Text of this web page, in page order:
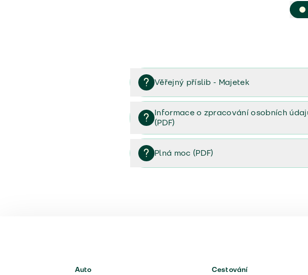
Věřejný příslib - Majetek
Věřejný příslib majetek 2023
Informace o zpracování osobních
(PDF)
Informace o zpracování osobních údajů (PDF)
Plná moc (PDF)
Auto Cestování